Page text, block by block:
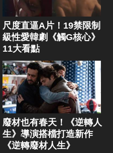
尺度直逼A片！19禁限制
級性愛韓劇《觸G核心》
11大看點
廢材也有春天！《逆轉人
生》導演搭檔打造新作
《逆轉廢材人生》